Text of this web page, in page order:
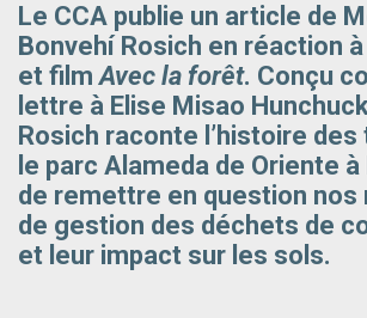
Le CCA publie un article de
Bonvehí Rosich en réaction
et filmAvec la forêt. Conçu
lettre à Elise Misao
Rosich raconte l’histoire
le parc Alameda de Oriente
de remettre en question nos
de gestion des déchets de
et leur impact sur les sols.